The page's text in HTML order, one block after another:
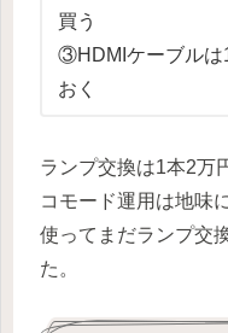
買う
③HDMIケーブルは
おく
ランプ交換は1本2万
コモード運用は地味
使ってまだランプ交
た。